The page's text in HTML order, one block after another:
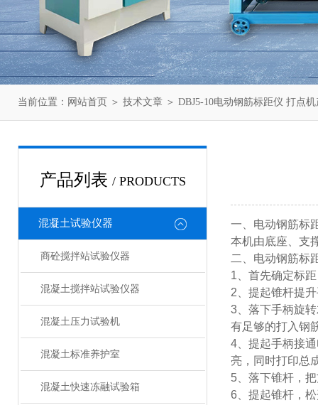
当前位置： 网站首页 ＞ 技术文章 ＞ DBJ5-10电动钢筋标距仪 打点
产品列表 / PRODUCTS
混凝土试验仪器
商砼搅拌站试验仪器
混凝土搅拌站试验仪器
混凝土压力试验机
混凝土标准养护室
混凝土快速冻融试验箱
一、电动钢筋标
本机由底座、支
二、电动钢筋标
1、首先确定标
2、提起锥杆提
3、落下手柄旋
有足够的打入钢
4、提起手柄接
亮，同时打印总
5、落下锥杆，
6、提起锥杆，